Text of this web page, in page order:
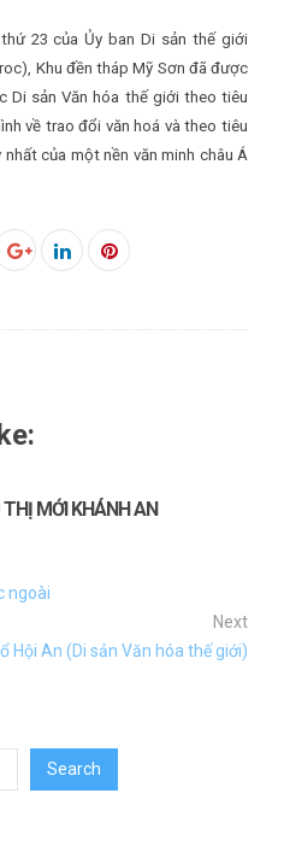
23 của Ủy ban Di sản thế giới
Khu đền tháp Mỹ Sơn đã được
Di sản Văn hóa thế giới theo tiêu
về trao đổi văn hoá và theo tiêu
của một nền văn minh châu Á
Google+LinkedInPinterest
MỚI KHÁNH AN
ngoài
Next
Hội An (Di sản Văn hóa thế giới)
Search